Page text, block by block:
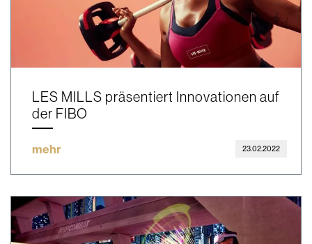
LES MILLS präsentiert Innovationen auf
der FIBO
mehr 23.02.2022